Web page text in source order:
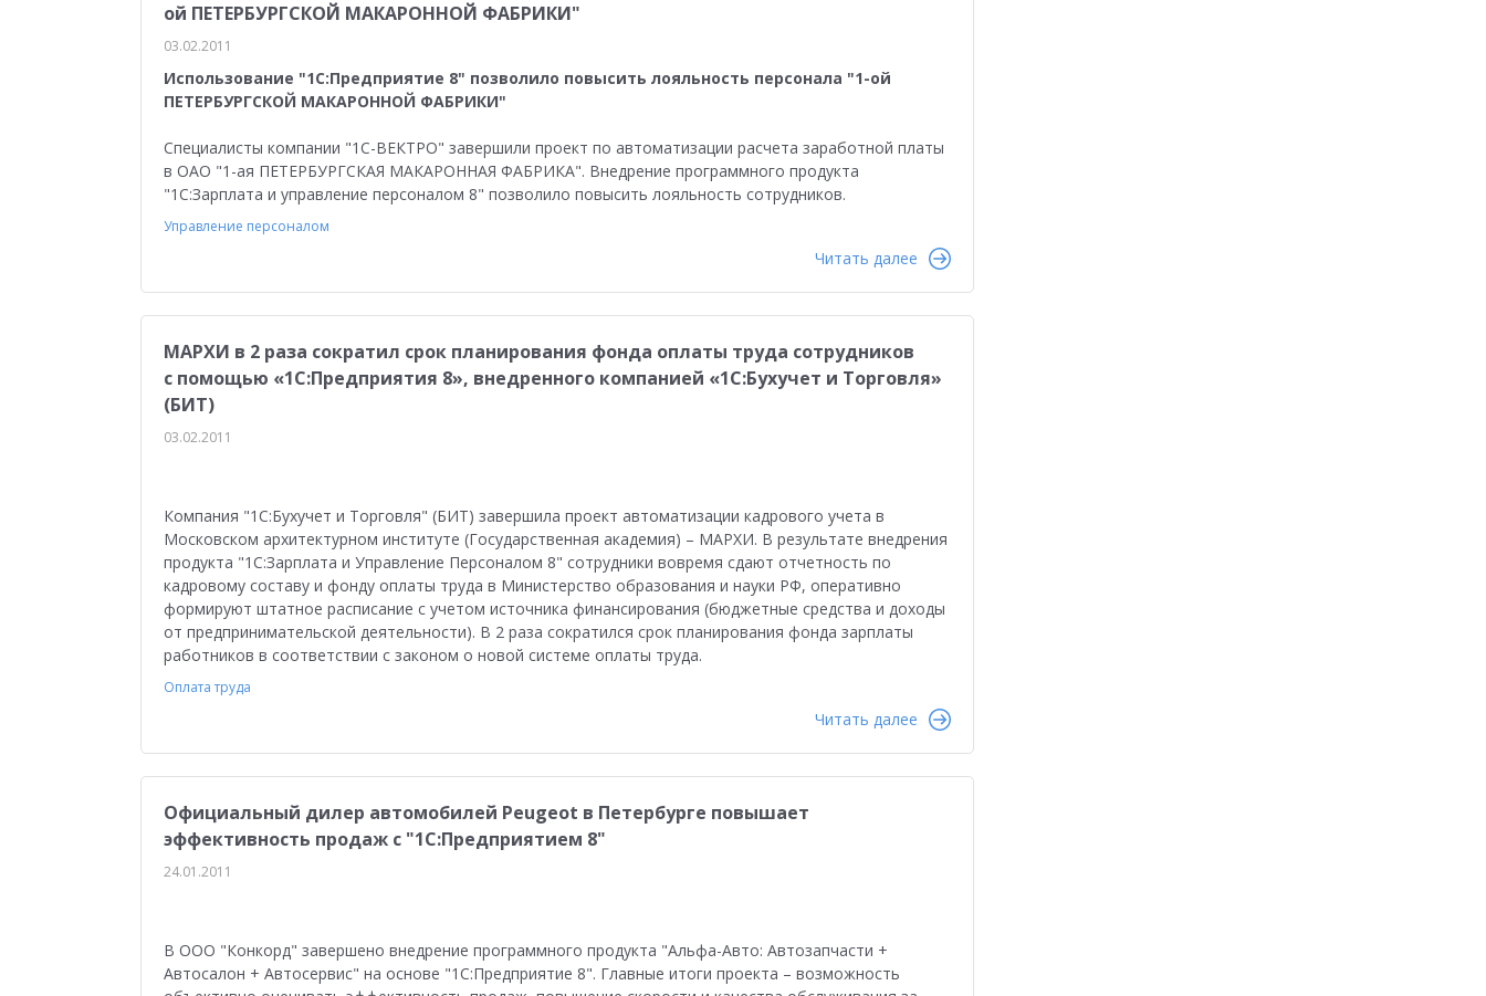
ой ПЕТЕРБУРГСКОЙ МАКАРОННОЙ ФАБРИКИ"
03.02.2011
Использование "1С:Предприятие 8" позволило повысить лояльность персонала "1-ой
ПЕТЕРБУРГСКОЙ МАКАРОННОЙ ФАБРИКИ"
Специалисты компании "1С-ВЕКТРО" завершили проект по автоматизации расчета заработной платы
в ОАО "1-ая ПЕТЕРБУРГСКАЯ МАКАРОННАЯ ФАБРИКА". Внедрение программного продукта
"1С:Зарплата и управление персоналом 8" позволило повысить лояльность сотрудников.
Управление персоналом
Читать далее
МАРХИ в 2 раза сократил срок планирования фонда оплаты труда сотрудников
с помощью «1С:Предприятия 8», внедренного компанией «1С:Бухучет и Торговля»
(БИТ)
03.02.2011
Компания "1С:Бухучет и Торговля" (БИТ) завершила проект автоматизации кадрового учета в
Московском архитектурном институте (Государственная академия) – МАРХИ. В результате внедрения
продукта "1С:Зарплата и Управление Персоналом 8" сотрудники вовремя сдают отчетность по
кадровому составу и фонду оплаты труда в Министерство образования и науки РФ, оперативно
формируют штатное расписание с учетом источника финансирования (бюджетные средства и доходы
от предпринимательской деятельности). В 2 раза сократился срок планирования фонда зарплаты
работников в соответствии с законом о новой системе оплаты труда.
Оплата труда
Читать далее
Официальный дилер автомобилей Peugeot в Петербурге повышает
эффективность продаж с "1С:Предприятием 8"
24.01.2011
В ООО "Конкорд" завершено внедрение программного продукта "Альфа-Авто: Автозапчасти +
Автосалон + Автосервис" на основе "1С:Предприятие 8". Главные итоги проекта – возможность